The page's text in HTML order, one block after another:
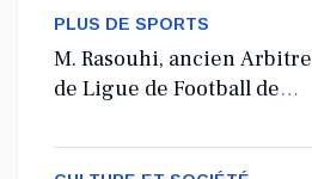
PLUS DE SPORTS
M. Rasouhi, ancien Arbitre
de Ligue de Football de